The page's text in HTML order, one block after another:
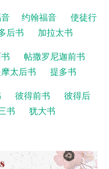
约翰福音
使徒行
后书
加拉太书
帖撒罗尼迦前书
太后书
提多书
彼得前书
彼得后
书
犹大书